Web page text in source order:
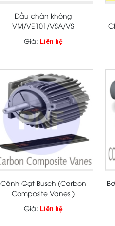
Dầu chân không
VM/VE101/VSA/VS
Giá: Liên hệ
Cánh Gạt Busch (Carbon
Composite Vanes )
Giá: Liên hệ